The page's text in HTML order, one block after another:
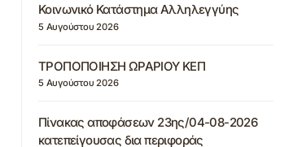
Κοινωνικό Κατάστημα Αλληλεγγύης
5 Αυγούστου 2026
ΤΡΟΠΟΠΟΙΗΣΗ ΩΡΑΡΙΟΥ ΚΕΠ
5 Αυγούστου 2026
Πίνακας αποφάσεων 23ης/04-08-2026
κατεπείγουσας δια περιφοράς